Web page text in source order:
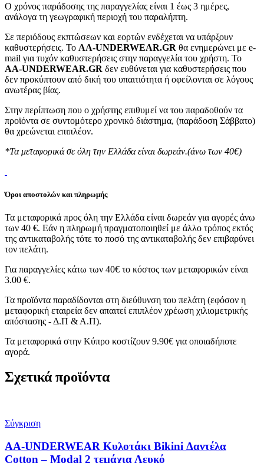
Ο χρόνος παράδοσης της παραγγελίας είναι 1 έως 3 ημέρες,
ανάλογα τη γεωγραφική περιοχή του παραλήπτη.
Σε περιόδους εκπτώσεων και εορτών ενδέχεται να υπάρξουν
καθυστερήσεις. Το AA-UNDERWEAR.GR θα ενημερώνει με e-
mail για τυχόν καθυστερήσεις στην παραγγελία του χρήστη. Το
AA-UNDERWEAR.GR δεν ευθύνεται για καθυστερήσεις που
δεν προκύπτουν από δική του υπαιτιότητα ή οφείλονται σε λόγους
ανωτέρας βίας.
Στην περίπτωση που ο χρήστης επιθυμεί να του παραδοθούν τα
προϊόντα σε συντομότερο χρονικό διάστημα, (παράδοση Σάββατο)
θα χρεώνεται επιπλέον.
*Τα μεταφορικά σε όλη την Ελλάδα είναι δωρεάν.(άνω των 40€)
Όροι αποστολών και πληρωμής
Τα μεταφορικά προς όλη την Ελλάδα είναι δωρεάν για αγορές άνω
των 40 €. Εάν η πληρωμή πραγματοποιηθεί με άλλο τρόπος εκτός
της αντικαταβολής τότε το ποσό της αντικαταβολής δεν επιβαρύνει
τον πελάτη.
Για παραγγελίες κάτω των 40€ το κόστος των μεταφορικών είναι
3.00 €.
Τα προϊόντα παραδίδονται στη διεύθυνση του πελάτη (εφόσον η
μεταφορική εταιρεία δεν απαιτεί επιπλέον χρέωση χιλιομετρικής
απόστασης - Δ.Π & Α.Π).
Τα μεταφορικά στην Κύπρο κοστίζουν 9.90€ για οποιαδήποτε
αγορά.
Σχετικά προϊόντα
Σύγκριση
AA-UNDERWEAR Κυλοτάκι Bikini Δαντέλα
Cotton – Modal 2 τεμάχια Λευκό